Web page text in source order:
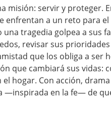
misión: servir y proteger.
enfrentan a un reto para
tragedia golpea a sus
revisar sus
que los obliga a ser
que cambiará sus vidas:
hogar. Con acción,
—inspirada en la fe— de